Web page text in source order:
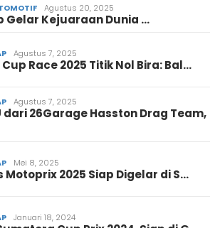
Agustus 20, 2025
Gelar Kejuaraan Dunia …
Agustus 7, 2025
Race 2025 Titik Nol Bira: Bal…
Agustus 7, 2025
dari 26Garage Hasston Drag Team,
Mei 8, 2025
Motoprix 2025 Siap Digelar di S…
Januari 18, 2024